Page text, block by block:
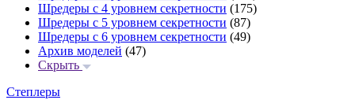
Шредеры с 4 уровнем секретности (175)
Шредеры с 5 уровнем секретности (87)
Шредеры с 6 уровнем секретности (49)
Архив моделей (47)
Скрыть
Степлеры